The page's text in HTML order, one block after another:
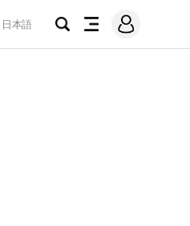
日本語
검
전
메
그